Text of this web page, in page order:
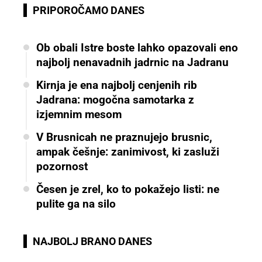
PRIPOROČAMO DANES
Ob obali Istre boste lahko opazovali eno
najbolj nenavadnih jadrnic na Jadranu
Kirnja je ena najbolj cenjenih rib
Jadrana: mogočna samotarka z
izjemnim mesom
V Brusnicah ne praznujejo brusnic,
ampak češnje: zanimivost, ki zasluži
pozornost
Česen je zrel, ko to pokažejo listi: ne
pulite ga na silo
NAJBOLJ BRANO DANES